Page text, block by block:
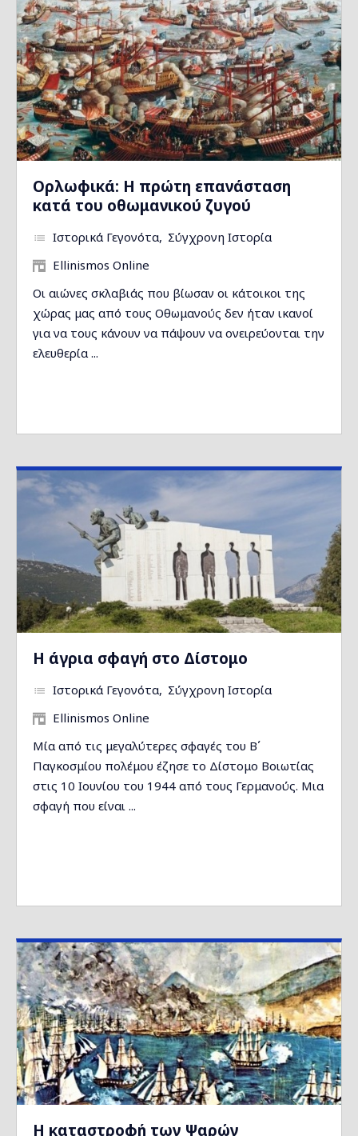
Ορλωφικά: Η πρώτη επανάσταση
κατά του οθωμανικού ζυγού
Ιστορικά Γεγονότα Σύγχρονη Ιστορία
Ellinismos Online
Οι αιώνες σκλαβιάς που βίωσαν οι κάτοικοι της
χώρας μας από τους Οθωμανούς δεν ήταν ικανοί
για να τους κάνουν να πάψουν να ονειρεύονται την
ελευθερία ...
Η άγρια σφαγή στο Δίστομο
Ιστορικά Γεγονότα Σύγχρονη Ιστορία
Ellinismos Online
Μία από τις μεγαλύτερες σφαγές του Β΄
Παγκοσμίου πολέμου έζησε το Δίστομο Βοιωτίας
στις 10 Ιουνίου του 1944 από τους Γερμανούς. Μια
σφαγή που είναι ...
Η καταστροφή των Ψαρών